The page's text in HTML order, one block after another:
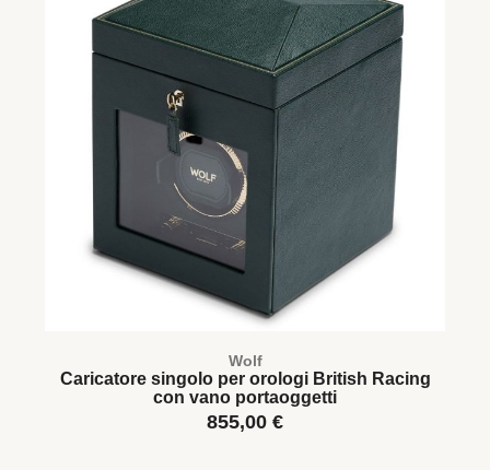
Wolf
Caricatore singolo per orologi British Racing
con vano portaoggetti
855,00 €